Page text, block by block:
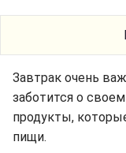
Завтрак очень
заботится о
продукты,
пищи.